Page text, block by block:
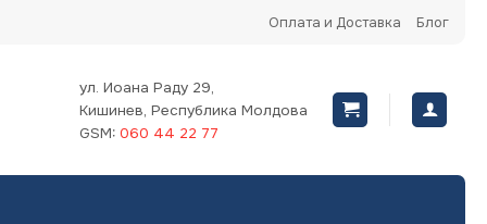
Оплата и Доставка Блог
ул. Иоана Раду 29,
Кишинев, Республика Молдова
GSM: 060 44 22 77